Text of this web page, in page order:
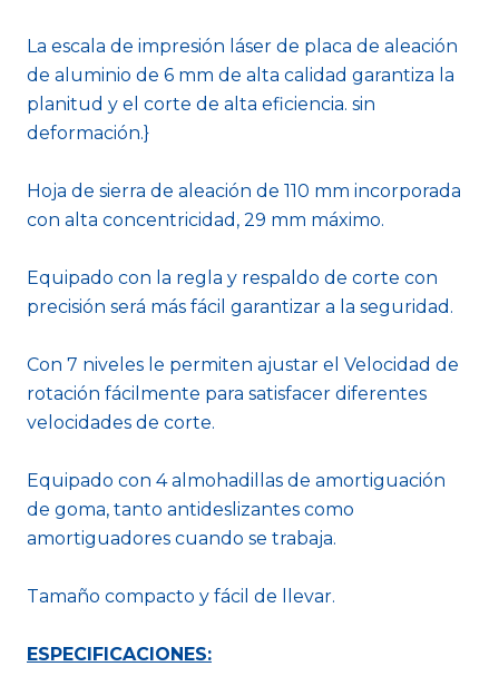
La escala de impresión láser de placa de aleación
de aluminio de 6 mm de alta calidad garantiza la
planitud y el corte de alta eficiencia. sin
deformación.}
Hoja de sierra de aleación de 110 mm incorporada
con alta concentricidad, 29 mm máximo.
Equipado con la regla y respaldo de corte con
precisión será más fácil garantizar a la seguridad.
Con 7 niveles le permiten ajustar el Velocidad de
rotación fácilmente para satisfacer diferentes
velocidades de corte.
Equipado con 4 almohadillas de amortiguación
de goma, tanto antideslizantes como
amortiguadores cuando se trabaja.
Tamaño compacto y fácil de llevar.
ESPECIFICACIONES: